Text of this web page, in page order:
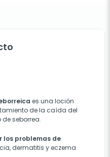
es una loción
de la caída del
seborrea.
los problemas de
dermatitis y eczema